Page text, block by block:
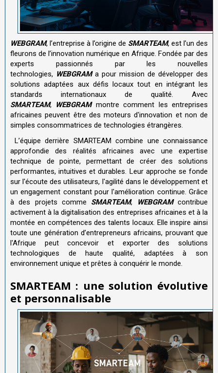
WEBGRAM, l’entreprise à l’origine de SMARTEAM, est l’un des
fleurons de l’innovation numérique en Afrique. Fondée par des
experts passionnés par les nouvelles
technologies, WEBGRAM a pour mission de développer des
solutions adaptées aux défis locaux tout en intégrant les
standards internationaux de qualité. Avec
SMARTEAM, WEBGRAM montre comment les entreprises
africaines peuvent être des moteurs d'innovation et non de
simples consommatrices de technologies étrangères.
L’équipe derrière SMARTEAM combine une connaissance
approfondie des réalités africaines avec une expertise
technique de pointe, permettant de créer des solutions
performantes, intuitives et durables. Leur approche se fonde
sur l'écoute des utilisateurs, l'agilité dans le développement et
un engagement constant pour l'amélioration continue. Grâce
à des projets comme SMARTEAM, WEBGRAMcontribue
activement à la digitalisation des entreprises africaines et à la
montée en compétences des talents locaux. Elle inspire ainsi
toute une génération d’entrepreneurs africains, prouvant que
l'Afrique peut concevoir et exporter des solutions
technologiques de haute qualité, adaptées à son
environnement unique et prêtes à conquérir le monde.
SMARTEAM : une solution évolutive
et personnalisable